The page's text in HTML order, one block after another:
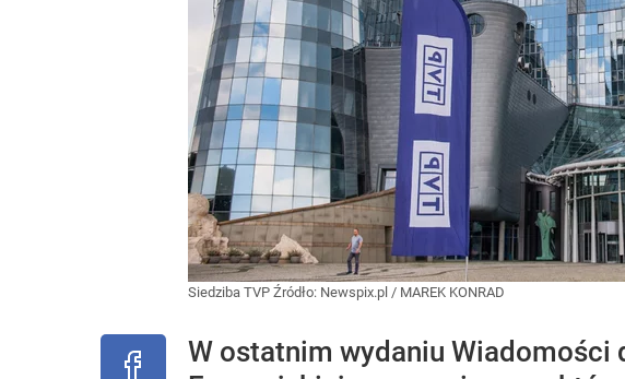
Siedziba TVP Źródło: Newspix.pl / MAREK KONRAD
W ostatnim wydaniu Wiadomości